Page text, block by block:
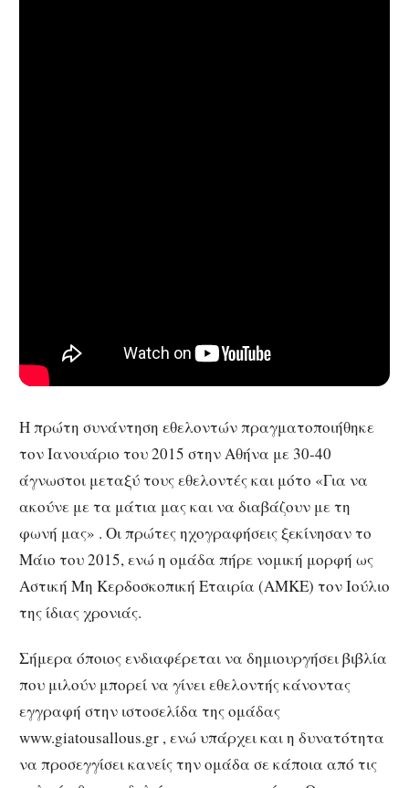
Η πρώτη συνάντηση εθελοντών πραγματοποιήθηκε
τον Ιανουάριο του 2015 στην Αθήνα με 30-40
άγνωστοι μεταξύ τους εθελοντές και μότο «Για να
ακούνε με τα μάτια μας και να διαβάζουν με τη
φωνή μας» . Οι πρώτες ηχογραφήσεις ξεκίνησαν το
Μάιο του 2015, ενώ η ομάδα πήρε νομική μορφή ως
Αστική Μη Κερδοσκοπική Εταιρία (ΑΜΚΕ) τον Ιούλιο
της ίδιας χρονιάς.
Σήμερα όποιος ενδιαφέρεται να δημιουργήσει βιβλία
που μιλούν μπορεί να γίνει εθελοντής κάνοντας
εγγραφή στην ιστοσελίδα της ομάδας
www.giatousallous.gr , ενώ υπάρχει και η δυνατότητα
να προσεγγίσει κανείς την ομάδα σε κάποια από τις